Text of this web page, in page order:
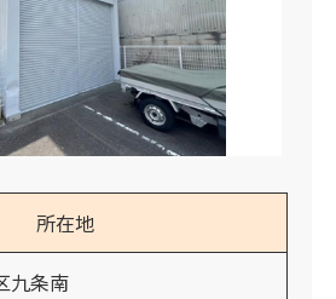
所在地
九条南